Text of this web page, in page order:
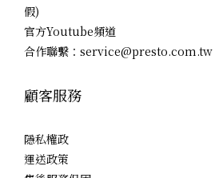
假)
官方Youtube頻道
合作聯繫：service@presto.com.tw
顧客服務
隱私權政
運送政策